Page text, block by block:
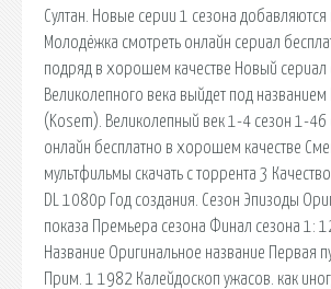
Султан. Новые серии 1 сезона
Молодёжка смотреть онлайн сериал
подряд в хорошем качестве Новый сериал
Великолепного века выйдет под названием
(Kosem). Великолепный век 1-4 сезон 1-46
онлайн бесплатно в хорошем качестве
мультфильмы скачать с торрента 3
DL 1080p Год создания. Сезон Эпизоды
показа Премьера сезона Финал сезона 1:
Название Оригинальное название Первая
Прим. 1 1982 Калейдоскоп ужасов. как